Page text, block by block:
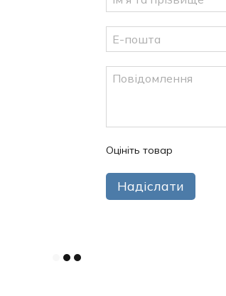
Оцініть товар
Надіслати